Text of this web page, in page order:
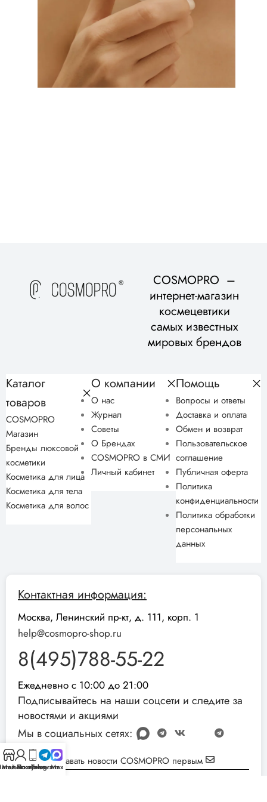
COSMOPRO –
интернет-магазин
космецевтики
самых известных
мировых брендов
Каталог
товаров
COSMOPRO
Магазин
Бренды люксовой
косметики
Косметика для лица
Косметика для тела
Косметика для волос
О компании
О нас
Журнал
Советы
О Брендах
COSMOPRO в СМИ
Личный кабинет
Помощь
Вопросы и ответы
Доставка и оплата
Обмен и возврат
Пользовательское
соглашение
Публичная оферта
Политика
конфиденциальности
Политика обработки
персональных
данных
Контактная информация:
Москва, Ленинский пр-кт, д. 111, корп. 1
help@cosmopro-shop.ru
8(495)788-55-22
Ежедневно с 10:00 до 21:00
Подписывайтесь на наши соцсети и следите за
новостями и акциями
Мы в социальных сетях:
Узнавать новости COSMOPRO первым
Мой аккаунт
Позвонить
Telegram
Max